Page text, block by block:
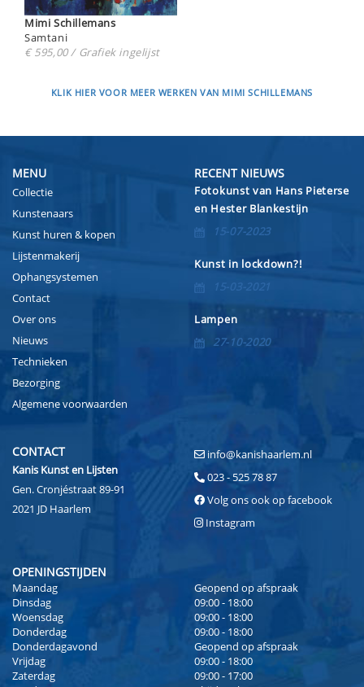
Mimi Schillemans
Samtani
€ 595,00 / Grafiek ingelijst
KLIK HIER VOOR MEER WERKEN VAN MIMI SCHILLEMANS
MENU
Collectie
Kunstenaars
Kunst huren & kopen
Lijstenmakerij
Ophangsystemen
Contact
Over ons
Nieuws
Technieken
Bezorging
Algemene voorwaarden
RECENT NIEUWS
Fotokunst van Hans Pieterse
en Hester Blankestijn
15-07-2023
Kunst in lockdown?!
15-03-2021
Lampen
27-10-2020
CONTACT
Kanis Kunst en Lijsten
Gen. Cronjéstraat 89-91
2021 JD Haarlem
info@kanishaarlem.nl
023 - 525 78 87
Volg ons ook op facebook
Instagram
OPENINGSTIJDEN
Maandag
Geopend op afspraak
Dinsdag
09:00 - 18:00
Woensdag
09:00 - 18:00
Donderdag
09:00 - 18:00
Donderdagavond
Geopend op afspraak
Vrijdag
09:00 - 18:00
Zaterdag
09:00 - 17:00